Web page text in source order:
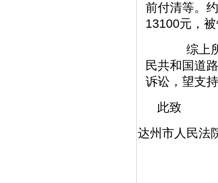
前付清等。
13100元，
综上所
民共和国道
诉讼，望支
此致
达州市人民法